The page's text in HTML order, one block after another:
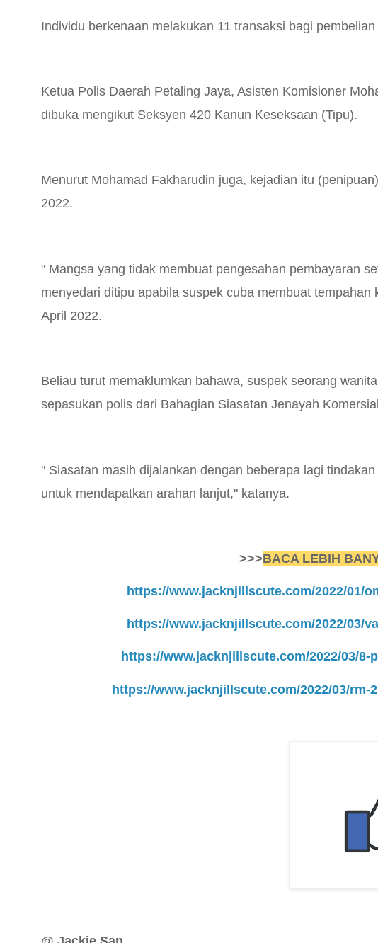
Individu berkenaan melakukan 11 transaksi bagi
Ketua Polis Daerah Petaling Jaya, Asisten Komisioner
dibuka mengikut Seksyen 420 Kanun Keseksaan (Tipu).
Menurut Mohamad Fakharudin juga, kejadian itu
2022.
" Mangsa yang tidak membuat pengesahan pembayaran
menyedari ditipu apabila suspek cuba membuat
April 2022.
Beliau turut memaklumkan bahawa, suspek seorang
sepasukan polis dari Bahagian Siasatan Jenayah
" Siasatan masih dijalankan dengan beberapa lagi
untuk mendapatkan arahan lanjut," katanya.
>>>BACA LEBIH
https://www.jacknjillscute.com/2022/01/
https://www.jacknjillscute.com/2022/03/
https://www.jacknjillscute.com/2022/03/8-
https://www.jacknjillscute.com/2022/03/rm-